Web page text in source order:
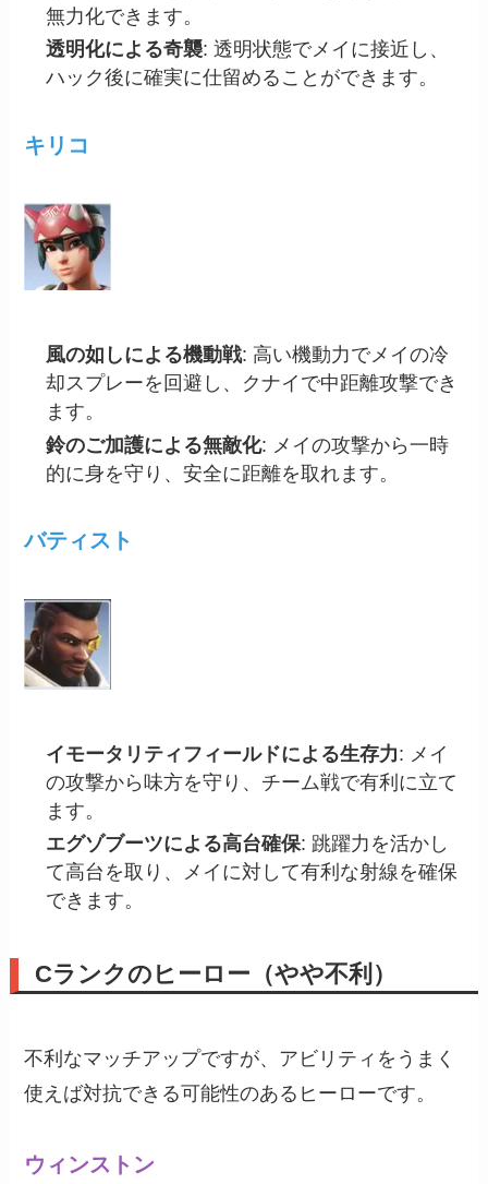
無力化できます。
透明化による奇襲: 透明状態でメイに接近し、
ハック後に確実に仕留めることができます。
キリコ
風の如しによる機動戦: 高い機動力でメイの冷
却スプレーを回避し、クナイで中距離攻撃でき
ます。
鈴のご加護による無敵化: メイの攻撃から一時
的に身を守り、安全に距離を取れます。
バティスト
イモータリティフィールドによる生存力: メイ
の攻撃から味方を守り、チーム戦で有利に立て
ます。
エグゾブーツによる高台確保: 跳躍力を活かし
て高台を取り、メイに対して有利な射線を確保
できます。
Cランクのヒーロー（やや不利）
不利なマッチアップですが、アビリティをうまく
使えば対抗できる可能性のあるヒーローです。
ウィンストン